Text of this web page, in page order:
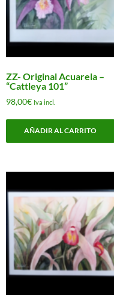
ZZ- Original Acuarela –
“Cattleya 101”
98,00€ Iva incl.
AÑADIR AL CARRITO